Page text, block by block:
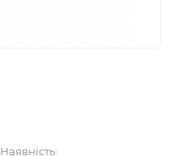
Наявність: